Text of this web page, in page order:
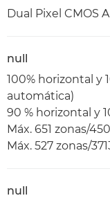
Dual Pixel CMOS
null
100% horizontal y
automática)
90 % horizontal y
Máx. 651 zonas/
Máx. 527 zonas/
null